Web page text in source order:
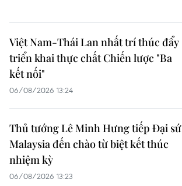
Việt Nam-Thái Lan nhất trí thúc đẩy
triển khai thực chất Chiến lược "Ba
kết nối"
06/08/2026 13:24
Thủ tướng Lê Minh Hưng tiếp Đại sứ
Malaysia đến chào từ biệt kết thúc
nhiệm kỳ
06/08/2026 13:23